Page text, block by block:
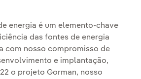
energia é um elemento-chave
das fontes de energia
com nosso compromisso de
e implantação,
o projeto Gorman, nosso